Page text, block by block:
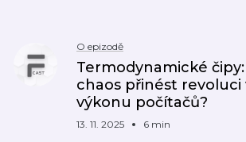
O epizodě
Termodynamické
chaos přinést revoluci
výkonu počítačů?
13. 11. 2025 6 min